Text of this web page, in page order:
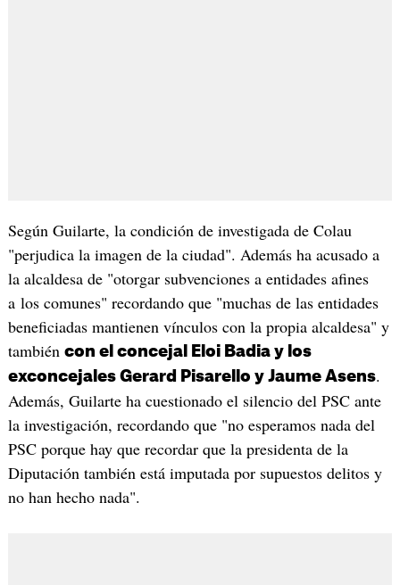
Según Guilarte, la condición de investigada de Colau
"perjudica la imagen de la ciudad". Además ha acusado a
la alcaldesa de "otorgar subvenciones a entidades afines
a los comunes" recordando que "muchas de las entidades
beneficiadas mantienen vínculos con la propia alcaldesa" y
también con el concejal Eloi Badia y los
exconcejales Gerard Pisarello y Jaume Asens.
Además, Guilarte ha cuestionado el silencio del PSC ante
la investigación, recordando que "no esperamos nada del
PSC porque hay que recordar que la presidenta de la
Diputación también está imputada por supuestos delitos y
no han hecho nada".